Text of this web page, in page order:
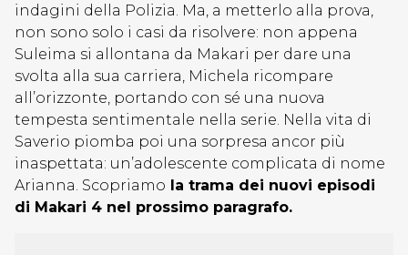
indagini della Polizia. Ma, a metterlo alla prova,
non sono solo i casi da risolvere: non appena
Suleima si allontana da Makari per dare una
svolta alla sua carriera, Michela ricompare
all’orizzonte, portando con sé una nuova
tempesta sentimentale nella serie. Nella vita di
Saverio piomba poi una sorpresa ancor più
inaspettata: un’adolescente complicata di nome
Arianna. Scopriamo la trama dei nuovi episodi
di Makari 4 nel prossimo paragrafo.